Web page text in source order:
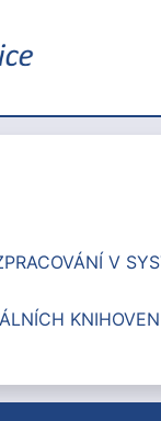
V
KNIHOVEN